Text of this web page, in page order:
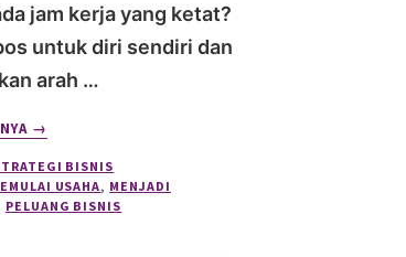
jam kerja yang ketat?
untuk diri sendiri dan
arah …
SOLOPRENEUR:
MENJADI
BOS
UNTUK
→
BISNIS
USAHA, MENJADI
PELUANG BISNIS